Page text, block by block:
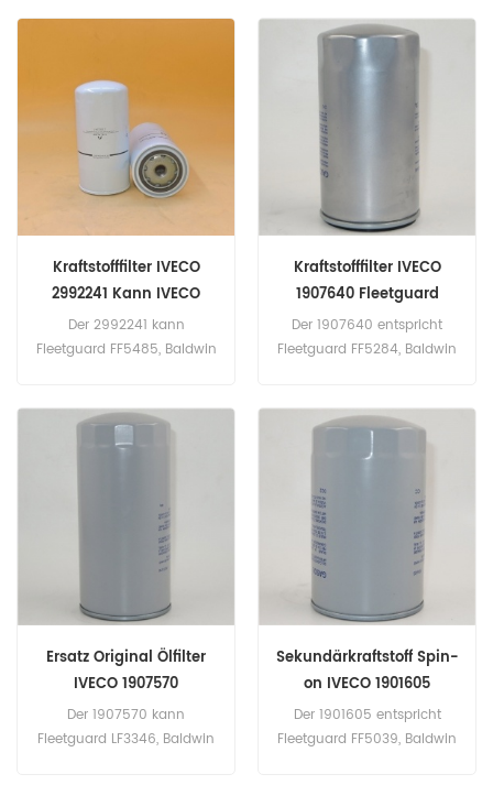
Kraftstofffilter IVECO
2992241 Kann IVECO
Ausrüstung verwenden
Der 2992241 kann
Fleetguard FF5485, Baldwin
1399760 ersetzen.
Teilenummer: 2992241
Kraftstofffilter IVECO
1907640 Fleetguard
FF5284 Querverweis
Der 1907640 entspricht
Fleetguard FF5284, Baldwin
1907640 Teilname:
Kraftstofffilter Marke: IVECO
Ersatz Original Ölfilter
IVECO 1907570
Der 1907570 kann
Fleetguard LF3346, Baldwin
Sekundärkraftstoff Spin-
on IVECO 1901605
Kraftstofffilter
Der 1901605 entspricht
Fleetguard FF5039, Baldwin